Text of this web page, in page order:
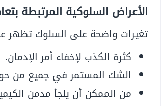
الأعراض السلوكية المرتبطة
تغيرات واضحة على السلوك تظهر
كثرة الكذب لإخفاء أمر الإدمان.
الشك المستمر في جميع من
من الممكن أن يلجأ مدمن